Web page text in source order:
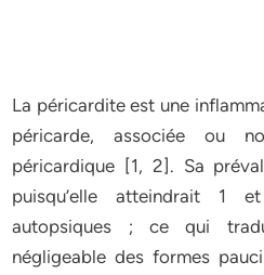
La péricardite est une
péricarde, associée ou
péricardique [1, 2]. Sa
puisqu’elle atteindrait 1
autopsiques ; ce qui
négligeable des formes